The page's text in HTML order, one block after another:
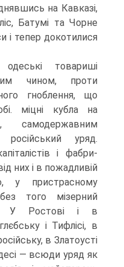
на Кавказі,
Батумі та Чорне
і тепер докотилися
товариші
чином, проти
гноблення, що
міцні кубла на
самодержавним
уряд.
і фабри­
них і в пожадливій
у пристрасному
того мізерний
У Ростові і в
і Тифлісі, в
в Златоусті
— всюди уряд як